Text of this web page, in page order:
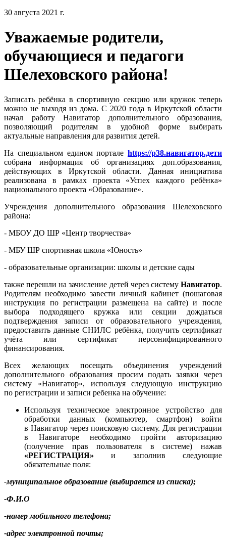
30 августа 2021 г.
Уважаемые родители,
обучающиеся и педагоги
Шелеховского района!
Записать ребёнка в спортивную секцию или кружок теперь
можно не выходя из дома. С 2020 года в Иркутской области
начал работу Навигатор дополнительного образования,
позволяющий родителям в удобной форме выбирать
актуальные направления для развития детей.
На специальном едином портале https://р38.навигатор.дети
собрана информация об организациях доп.образования,
действующих в Иркутской области. Данная инициатива
реализована в рамках проекта «Успех каждого ребёнка»
национального проекта «Образование».
Учреждения дополнительного образования Шелеховского
района:
- МБОУ ДО ШР «Центр творчества»
- МБУ ШР спортивная школа «Юность»
- образовательные организации: школы и детские сады
также перешли на зачисление детей через системуНавигатор.
Родителям необходимо завести личный кабинет (пошаговая
инструкция по регистрации размещена на сайте) и после
выбора подходящего кружка или секции дождаться
подтверждения записи от образовательного учреждения,
предоставить данные СНИЛС ребёнка, получить сертификат
учёта или сертификат персонифицированного
финансирования.
Всех желающих посещать объединения учреждений
дополнительного образования просим подать заявки через
систему «Навигатор», используя следующую инструкцию
по регистрации и записи ребенка на обучение:
Используя техническое электронное устройство для
обработки данных (компьютер, смартфон) войти
в Навигатор через поисковую систему. Для регистрации
в Навигаторе необходимо пройти авторизацию
(получение прав пользователя в системе) нажав
«РЕГИСТРАЦИЯ» и заполнив следующие
обязательные поля:
-муниципальное образование (выбирается из списка);
-Ф.И.О
-номер мобильного телефона;
-адрес электронной почты;